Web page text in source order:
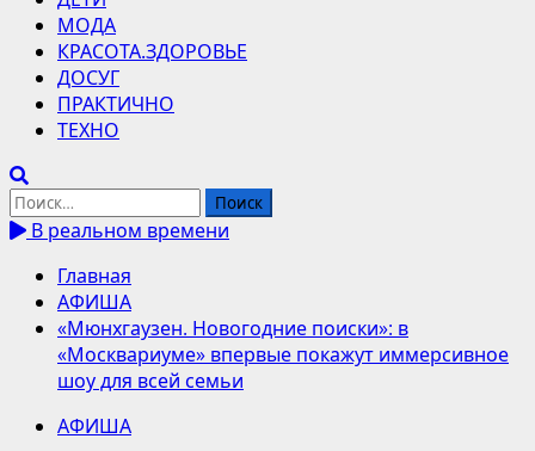
МОДА
КРАСОТА.ЗДОРОВЬЕ
ДОСУГ
ПРАКТИЧНО
ТЕХНО
Найти:
В реальном времени
Главная
АФИША
«Мюнхгаузен. Новогодние поиски»: в
«Москвариуме» впервые покажут иммерсивное
шоу для всей семьи
АФИША